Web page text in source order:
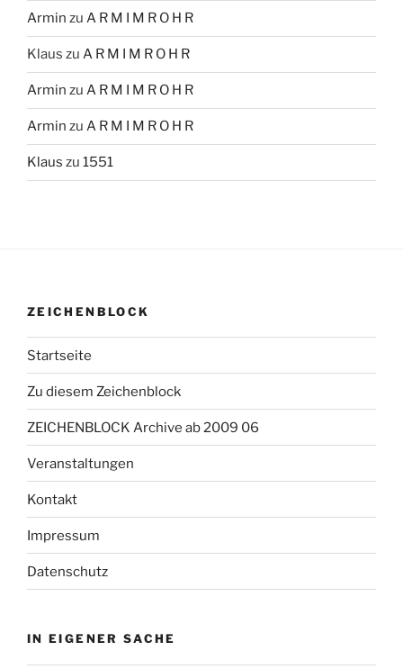
Armin zu A R M I M R O H R
Klaus zu A R M I M R O H R
Armin zu A R M I M R O H R
Armin zu A R M I M R O H R
Klaus zu 1551
ZEICHENBLOCK
Startseite
Zu diesem Zeichenblock
ZEICHENBLOCK Archive ab 2009 06
Veranstaltungen
Kontakt
Impressum
Datenschutz
IN EIGENER SACHE